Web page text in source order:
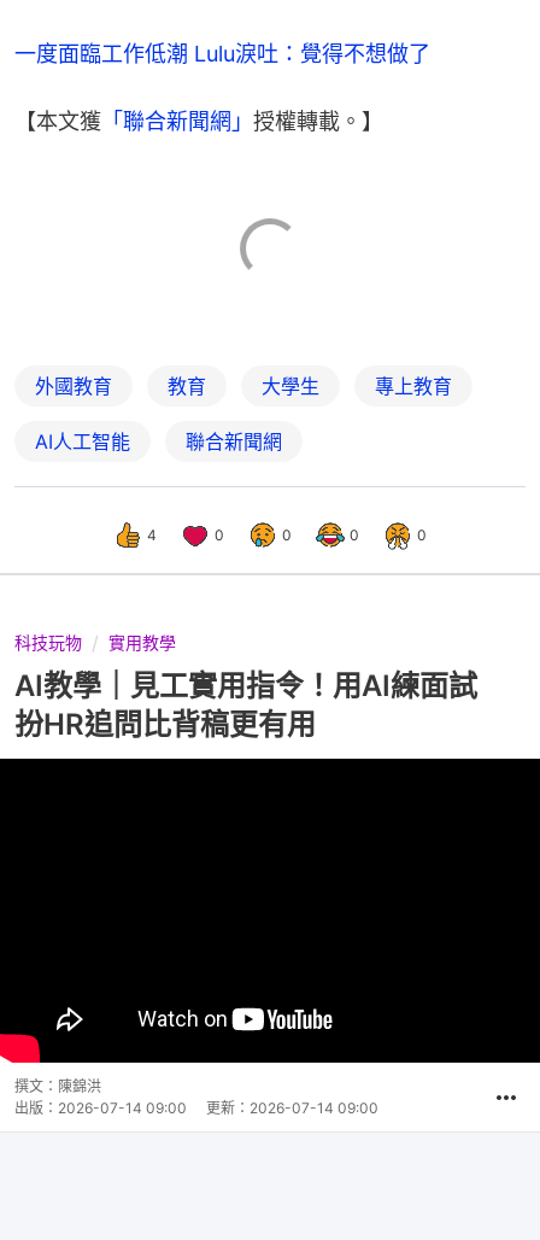
一度面臨工作低潮 Lulu淚吐：覺得不想做了
【本文獲 「聯合新聞網」 授權轉載。】
外國教育 教育 大學生 專上教育
AI人工智能 聯合新聞網
4 0 0 0 0
科技玩物 實用教學
AI教學｜見工實用指令！用AI練面試
扮HR追問比背稿更有用
撰文： 陳錦洪
出版： 2026-07-14 09:00 更新： 2026-07-14 09:00